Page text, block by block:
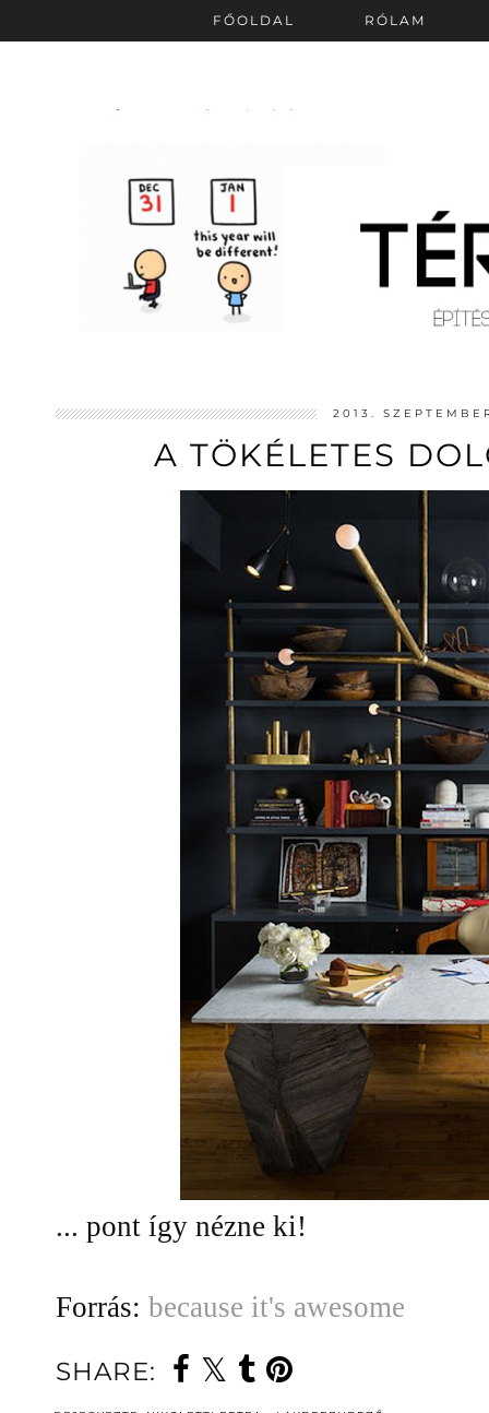
FŐOLDAL RÓLAM
2013.
A TÖKÉLETES
... pont így nézne ki!
Forrás: because it's awesome
SHARE: